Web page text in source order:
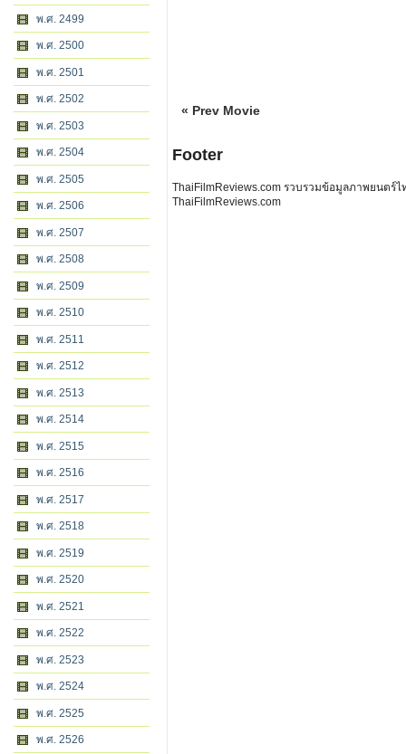
พ.ศ. 2499
พ.ศ. 2500
พ.ศ. 2501
พ.ศ. 2502
พ.ศ. 2503
พ.ศ. 2504
พ.ศ. 2505
พ.ศ. 2506
พ.ศ. 2507
พ.ศ. 2508
พ.ศ. 2509
พ.ศ. 2510
พ.ศ. 2511
พ.ศ. 2512
พ.ศ. 2513
พ.ศ. 2514
พ.ศ. 2515
พ.ศ. 2516
พ.ศ. 2517
พ.ศ. 2518
พ.ศ. 2519
พ.ศ. 2520
พ.ศ. 2521
พ.ศ. 2522
พ.ศ. 2523
พ.ศ. 2524
พ.ศ. 2525
พ.ศ. 2526
« Prev Movie
Footer
ThaiFilmReviews.com รวบรวมข้อมูลภาพยนตร์
ThaiFilmReviews.com